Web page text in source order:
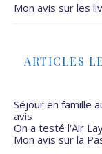
Mon avis sur les
ARTICLES
Séjour en famille
avis
On a testé l'Air
Mon avis sur la